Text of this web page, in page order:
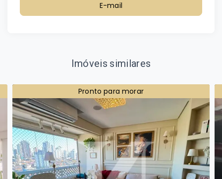
E-mail
Imóveis similares
Pronto para morar